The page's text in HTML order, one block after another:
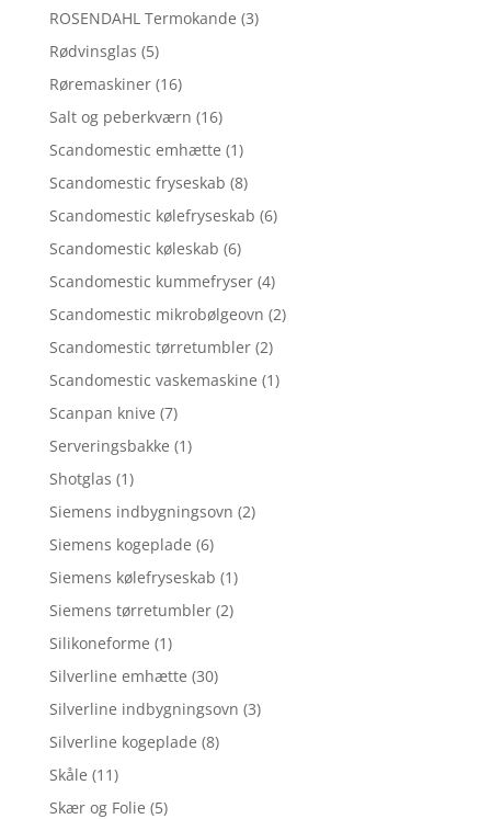
ROSENDAHL Termokande (3)
Rødvinsglas (5)
Røremaskiner (16)
Salt og peberkværn (16)
Scandomestic emhætte (1)
Scandomestic fryseskab (8)
Scandomestic kølefryseskab (6)
Scandomestic køleskab (6)
Scandomestic kummefryser (4)
Scandomestic mikrobølgeovn (2)
Scandomestic tørretumbler (2)
Scandomestic vaskemaskine (1)
Scanpan knive (7)
Serveringsbakke (1)
Shotglas (1)
Siemens indbygningsovn (2)
Siemens kogeplade (6)
Siemens kølefryseskab (1)
Siemens tørretumbler (2)
Silikoneforme (1)
Silverline emhætte (30)
Silverline indbygningsovn (3)
Silverline kogeplade (8)
Skåle (11)
Skær og Folie (5)